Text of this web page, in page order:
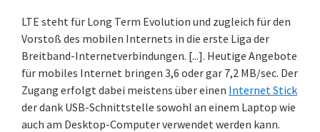
LTE steht für Long Term Evolution und zugleich für den
Vorstoß des mobilen Internets in die erste Liga der
Breitband-Internetverbindungen. [...]. Heutige Angebote
für mobiles Internet bringen 3,6 oder gar 7,2 MB/sec. Der
Zugang erfolgt dabei meistens über einen Internet Stick
der dank USB-Schnittstelle sowohl an einem Laptop wie
auch am Desktop-Computer verwendet werden kann.